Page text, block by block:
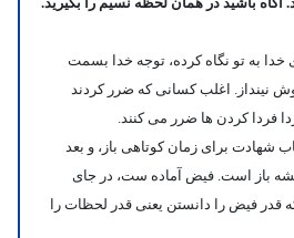
به تو نگاه کرده، توجه خدا بسمت
اغلب کسانی که ضرر کردند
فردا کردن ها ضرر می کنند.
شهادت برای زمان کوتاهی باز، و بعد
باز است. فیض آماده ست، در جای
قدر فیض را دانستن یعنی قدر لحظات را